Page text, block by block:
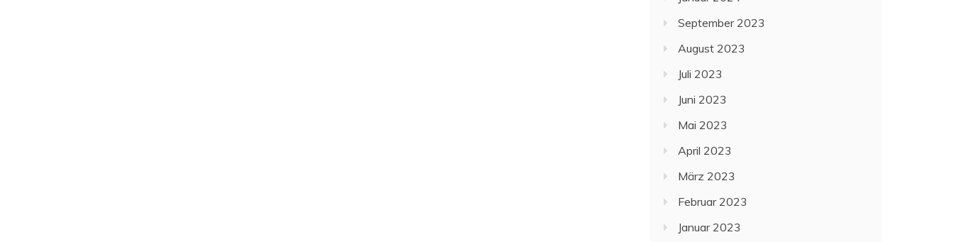
September 2023
August 2023
Juli 2023
Juni 2023
Mai 2023
April 2023
März 2023
Februar 2023
Januar 2023